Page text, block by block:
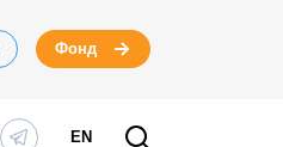
Фонд
EN